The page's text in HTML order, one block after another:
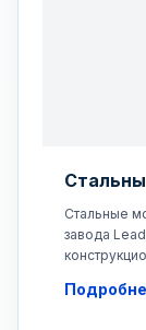
Стальные
завода